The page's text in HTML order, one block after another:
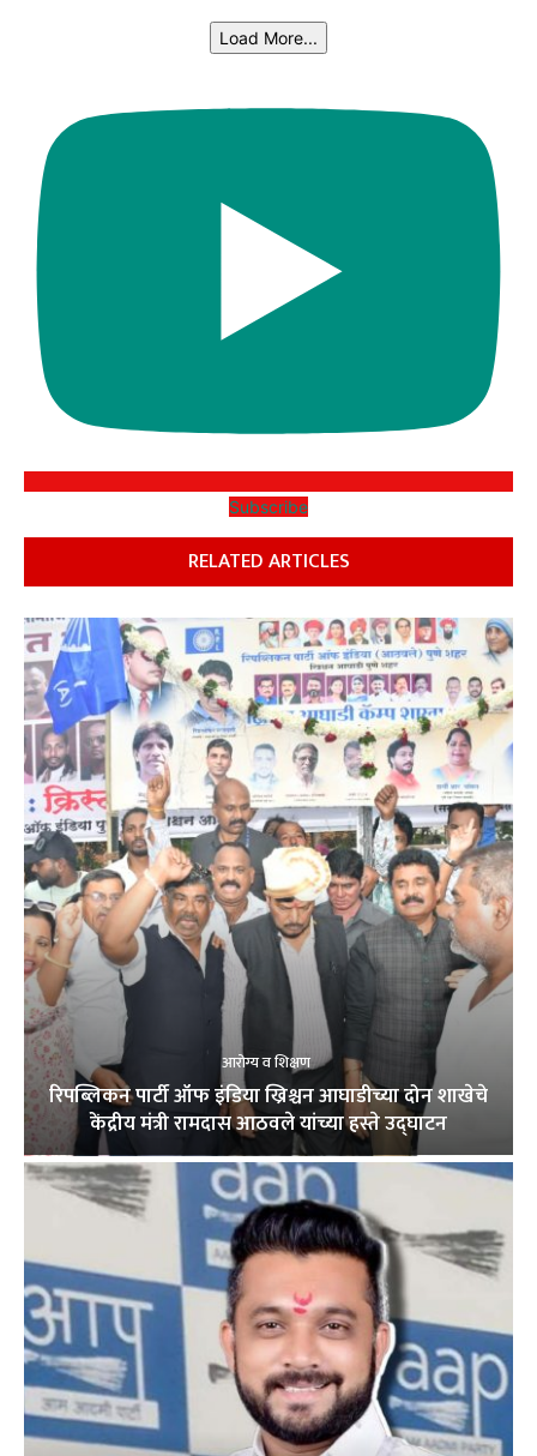
Load More...
Subscribe
RELATED ARTICLES
आरोग्य व शिक्षण
रिपब्लिकन पार्टी ऑफ इंडिया ख्रिश्चन आघाडीच्या दोन शाखेचे
केंद्रीय मंत्री रामदास आठवले यांच्या हस्ते उद्घाटन